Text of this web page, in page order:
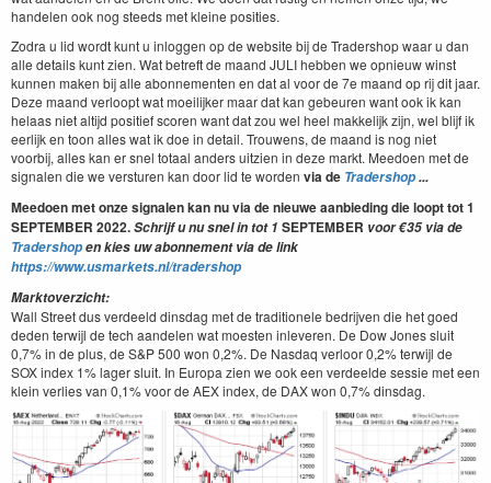
handelen ook nog steeds met kleine posities.
Zodra u lid wordt kunt u inloggen op de website bij de Tradershop waar u dan
alle details kunt zien. Wat betreft de maand JULI hebben we opnieuw winst
kunnen maken bij alle abonnementen en dat al voor de 7e maand op rij dit jaar.
Deze maand verloopt wat moeilijker maar dat kan gebeuren want ook ik kan
helaas niet altijd positief scoren want dat zou wel heel makkelijk zijn, wel blijf ik
eerlijk en toon alles wat ik doe in detail. Trouwens, de maand is nog niet
voorbij, alles kan er snel totaal anders uitzien in deze markt. Meedoen met de
signalen die we versturen kan door lid te worden via de Tradershop...
Meedoen met onze signalen kan nu via de nieuwe aanbieding die loopt tot 1
SEPTEMBER 2022.Schrijf u nu snel in tot 1 SEPTEMBER voor €35 via de
Tradershopen kies uw abonnement via de link
https://www.usmarkets.nl/tradershop
Marktoverzicht:
Wall Street dus verdeeld dinsdag met de traditionele bedrijven die het goed
deden terwijl de tech aandelen wat moesten inleveren. De Dow Jones sluit
0,7% in de plus, de S&P 500 won 0,2%. De Nasdaq verloor 0,2% terwijl de
SOX index 1% lager sluit. In Europa zien we ook een verdeelde sessie met een
klein verlies van 0,1% voor de AEX index, de DAX won 0,7% dinsdag.